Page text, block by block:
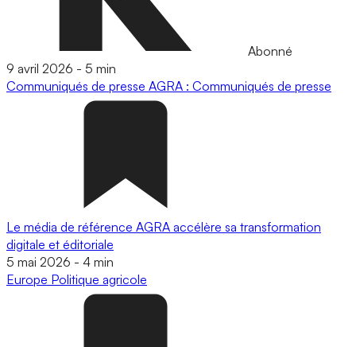
Abonné
9 avril 2026 - 5 min
Communiqués de presse AGRA : Communiqués de presse
Le média de référence AGRA accélère sa transformation
digitale et éditoriale
5 mai 2026 - 4 min
Europe Politique agricole